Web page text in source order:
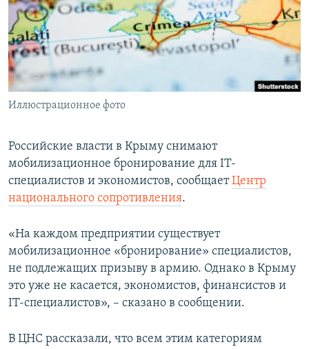
ПОБЕДИТЕЛЕЙ НЕ СУДЯТ?
КРЫМ.НЕПОКОРЕННЫЙ
ELIFBE
УКРАИНСКАЯ ПРОБЛЕМА КРЫМА
ПРИСОЕДИНЯЙТЕСЬ!
Все сайты RFE/RL
Иллюстрационное фото
Российские власти в Крыму снимают
мобилизационное бронирование для IT-
специалистов и экономистов, сообщаетЦентр
национального сопротивления.
«На каждом предприятии существует
мобилизационное «бронирование» специалистов,
не подлежащих призыву в армию. Однако в Крыму
это уже не касается, экономистов, финансистов и
IT-специалистов», – сказано в сообщении.
В ЦНС рассказали, что всем этим категориям